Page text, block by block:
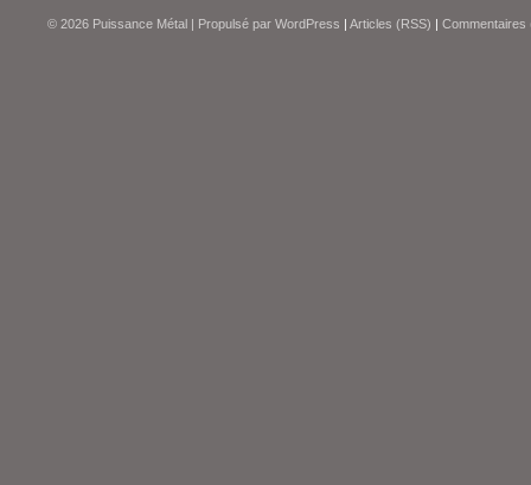
© 2026 Puissance Métal | Propulsé par WordPress | Articles (RSS) | Commentaires